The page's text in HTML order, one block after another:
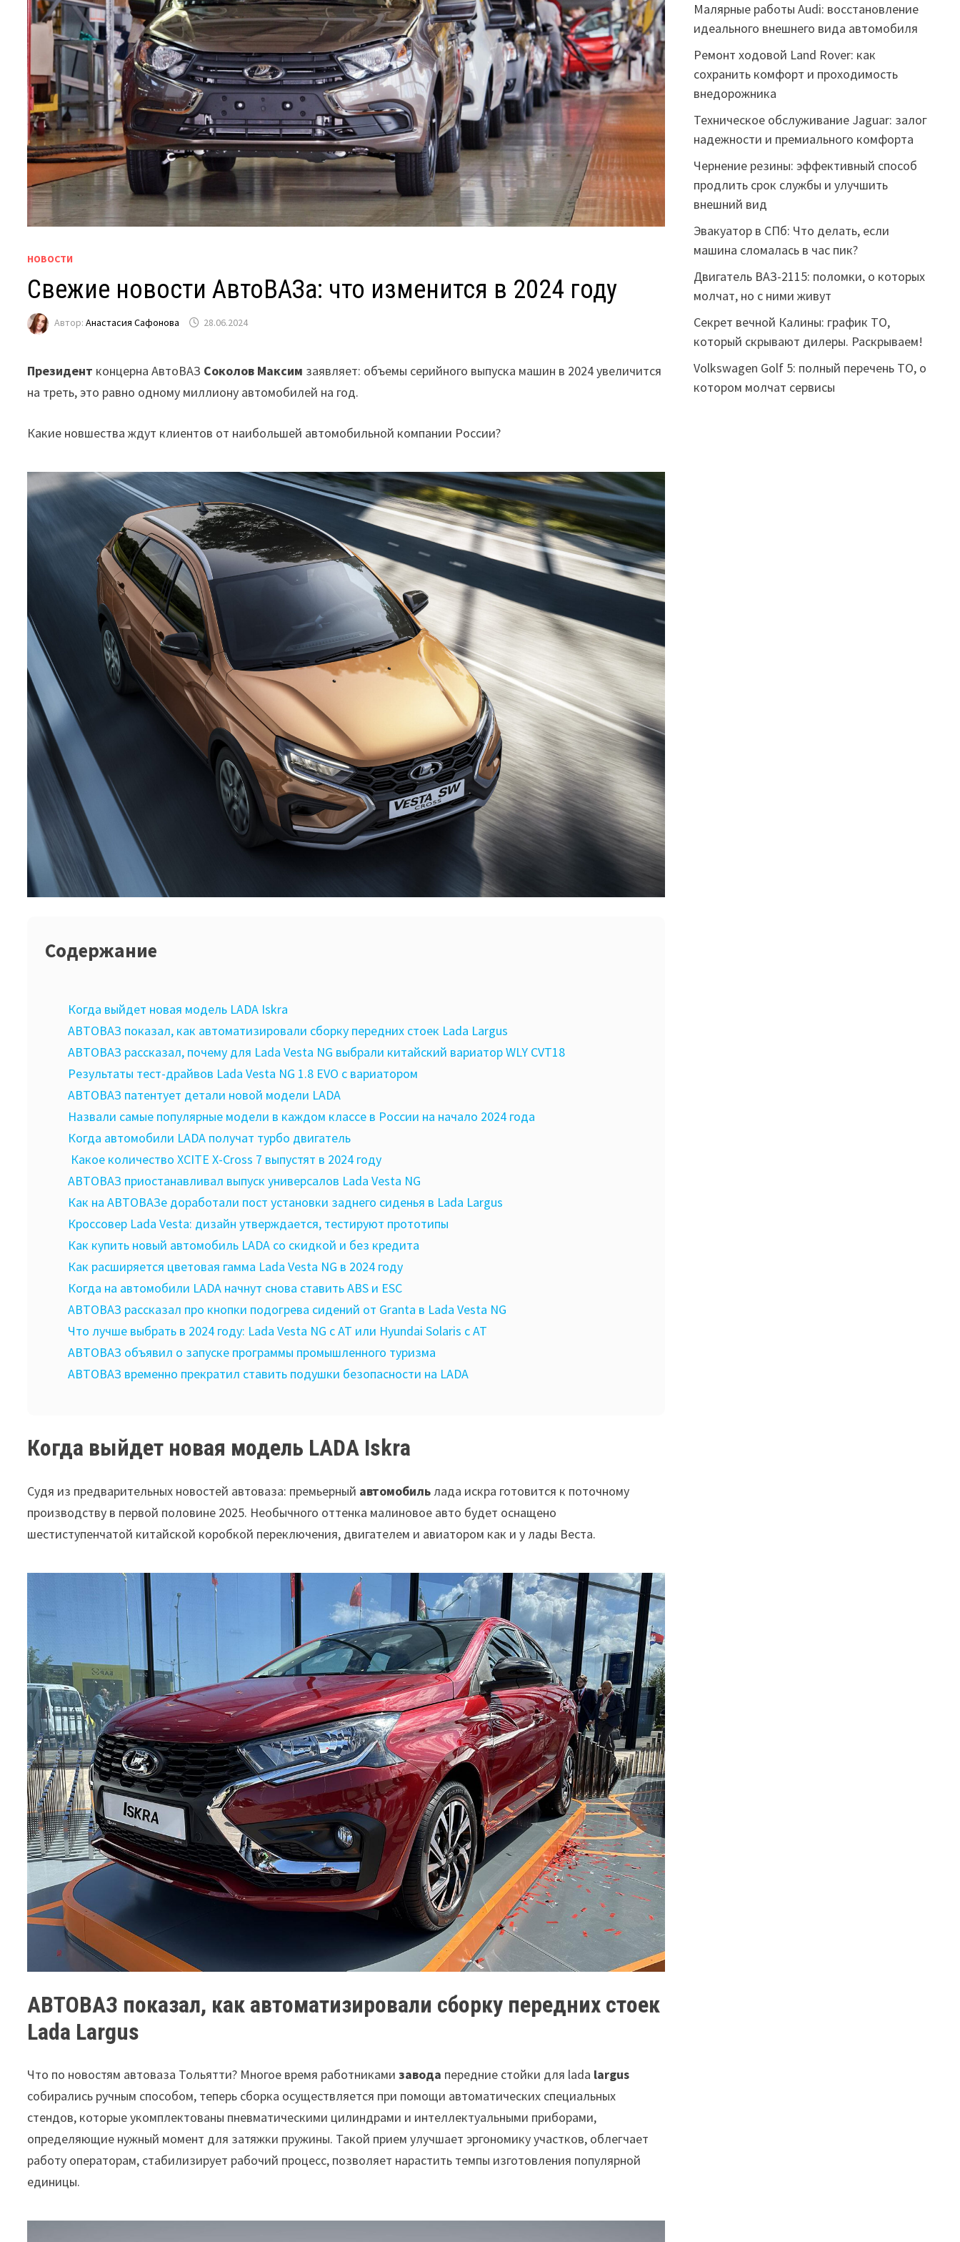
НОВОСТИ
Свежие новости АвтоВАЗа: что изменится в 2024 году
Автор:Анастасия Сафонова 28.06.2024
Президент концерна АвтоВАЗ Соколов Максим заявляет: объемы серийного выпуска машин в 2024 увеличится
на треть, это равно одному миллиону автомобилей на год.
Какие новшества ждут клиентов от наибольшей автомобильной компании России?
Содержание
Когда выйдет новая модель LADA Iskra
АВТОВАЗ показал, как автоматизировали сборку передних стоек Lada Largus
АВТОВАЗ рассказал, почему для Lada Vesta NG выбрали китайский вариатор WLY CVT18
Результаты тест-драйвов Lada Vesta NG 1.8 EVO с вариатором
АВТОВАЗ патентует детали новой модели LADA
Назвали самые популярные модели в каждом классе в России на начало 2024 года
Когда автомобили LADA получат турбо двигатель
Какое количество XCITE X-Cross 7 выпустят в 2024 году
АВТОВАЗ приостанавливал выпуск универсалов Lada Vesta NG
Как на АВТОВАЗе доработали пост установки заднего сиденья в Lada Largus
Кроссовер Lada Vesta: дизайн утверждается, тестируют прототипы
Как купить новый автомобиль LADA со скидкой и без кредита
Как расширяется цветовая гамма Lada Vesta NG в 2024 году
Когда на автомобили LADA начнут снова ставить ABS и ESC
АВТОВАЗ рассказал про кнопки подогрева сидений от Granta в Lada Vesta NG
Что лучше выбрать в 2024 году: Lada Vesta NG с AT или Hyundai Solaris с AT
АВТОВАЗ объявил о запуске программы промышленного туризма
АВТОВАЗ временно прекратил ставить подушки безопасности на LADA
Когда выйдет новая модель LADA Iskra
Судя из предварительных новостей автоваза: премьерный автомобильлада искра готовится к поточному
производству в первой половине 2025. Необычного оттенка малиновое авто будет оснащено
шестиступенчатой китайской коробкой переключения, двигателем и авиатором как и у лады Веста.
АВТОВАЗ показал, как автоматизировали сборку передних стоек
Lada Largus
Что по новостям автоваза Тольятти? Многое время работникамизавода передние стойки для lada largus
собирались ручным способом, теперь сборка осуществляется при помощи автоматических специальных
стендов, которые укомплектованы пневматическими цилиндрами и интеллектуальными приборами,
определяющие нужный момент для затяжки пружины. Такой прием улучшает эргономику участков, облегчает
работу операторам, стабилизирует рабочий процесс, позволяет нарастить темпы изготовления популярной
единицы.
Малярные работы Audi: восстановление
идеального внешнего вида автомобиля
Ремонт ходовой Land Rover: как
сохранить комфорт и проходимость
внедорожника
Техническое обслуживание Jaguar: залог
надежности и премиального комфорта
Чернение резины: эффективный способ
продлить срок службы и улучшить
внешний вид
Эвакуатор в СПб: Что делать, если
машина сломалась в час пик?
Двигатель ВАЗ-2115: поломки, о которых
молчат, но с ними живут
Секрет вечной Калины: график ТО,
который скрывают дилеры. Раскрываем!
Volkswagen Golf 5: полный перечень ТО, о
котором молчат сервисы